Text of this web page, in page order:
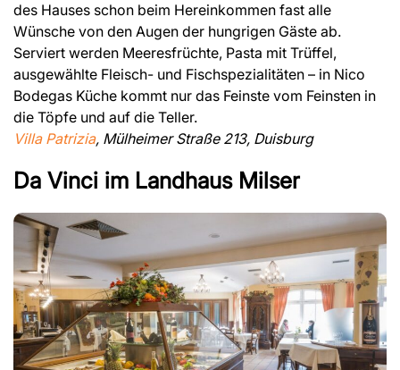
des Hauses schon beim Hereinkommen fast alle
Wünsche von den Augen der hungrigen Gäste ab.
Serviert werden Meeresfrüchte, Pasta mit Trüffel,
ausgewählte Fleisch- und Fischspezialitäten – in Nico
Bodegas Küche kommt nur das Feinste vom Feinsten in
die Töpfe und auf die Teller.
Villa Patrizia, Mülheimer Straße 213, Duisburg
Da Vinci im Landhaus Milser